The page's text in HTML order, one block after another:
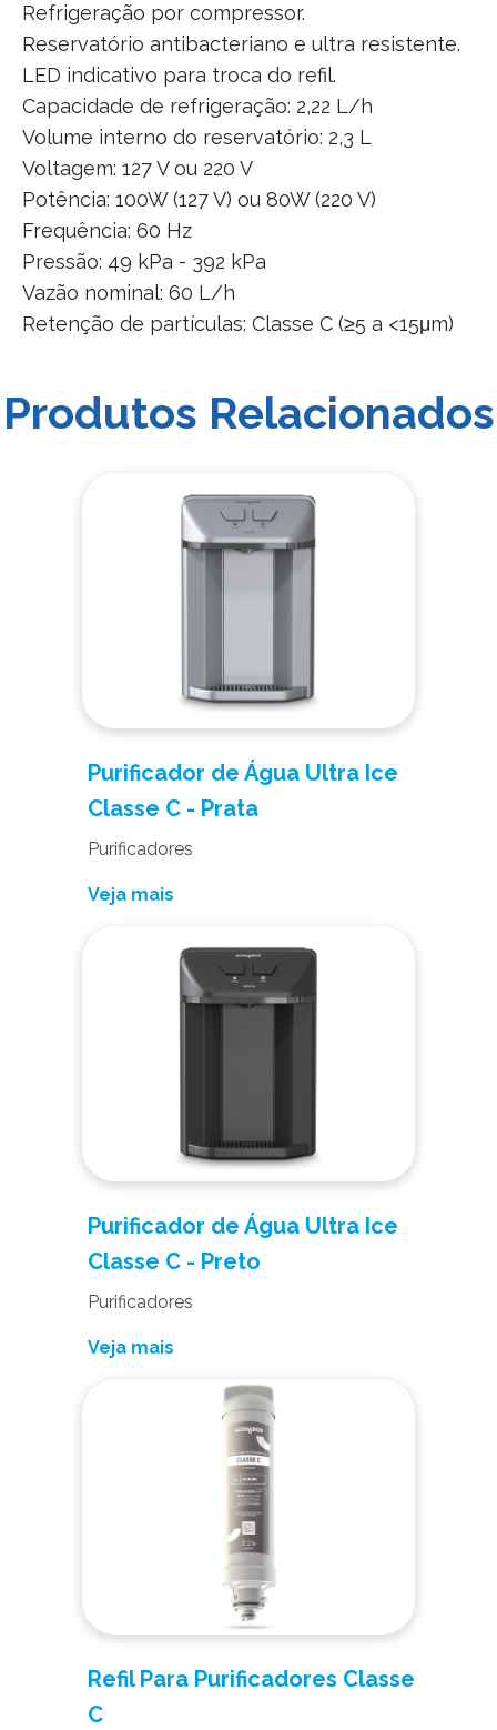
Refrigeração por compressor.
Reservatório antibacteriano e ultra resistente.
LED indicativo para troca do refil.
Capacidade de refrigeração: 2,22 L/h
Volume interno do reservatório: 2,3 L
Voltagem: 127 V ou 220 V
Potência: 100W (127 V) ou 80W (220 V)
Frequência: 60 Hz
Pressão: 49 kPa - 392 kPa
Vazão nominal: 60 L/h
Retenção de partículas: Classe C (≥5 a <15μm)
Produtos Relacionados
Purificador de Água Ultra Ice
Classe C - Prata
Purificadores
Veja mais
Purificador de Água Ultra Ice
Classe C - Preto
Purificadores
Veja mais
Refil Para Purificadores Classe
C